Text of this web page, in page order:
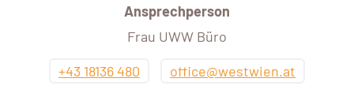
Ansprechperson
Frau UWW Büro
+43 18136 480
office@westwien.at